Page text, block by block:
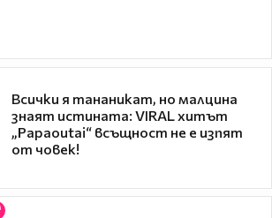
Всички я тананикат, но малцина
знаят истината: VIRAL хитът
„Papaoutai“ всъщност не е изпят
от човек!